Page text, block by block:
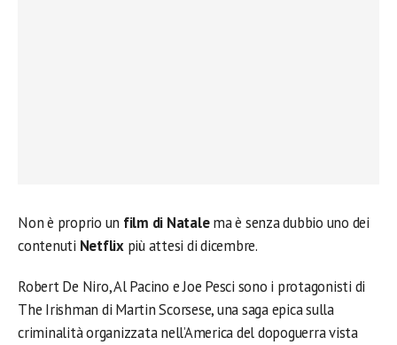
Non è proprio un film di Natalema è senza dubbio uno dei
contenuti Netflixpiù attesi di dicembre.
Robert De Niro, Al Pacino e Joe Pesci sono i protagonisti di
The Irishman di Martin Scorsese, una saga epica sulla
criminalità organizzata nell’America del dopoguerra vista